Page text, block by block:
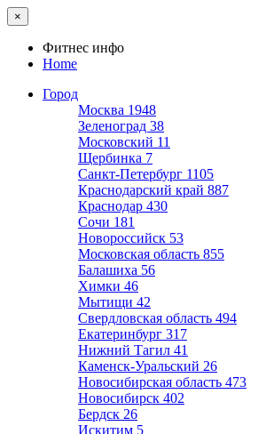
×
Фитнес инфо
Home
Город
Москва 1948
Зеленоград 38
Московский 11
Щербинка 7
Санкт-Петербург 1105
Краснодарский край 887
Краснодар 430
Сочи 181
Новороссийск 53
Московская область 855
Балашиха 56
Химки 46
Мытищи 42
Свердловская область 494
Екатеринбург 317
Нижний Тагил 41
Каменск-Уральский 26
Новосибирская область 473
Новосибирск 402
Бердск 26
Искитим 5